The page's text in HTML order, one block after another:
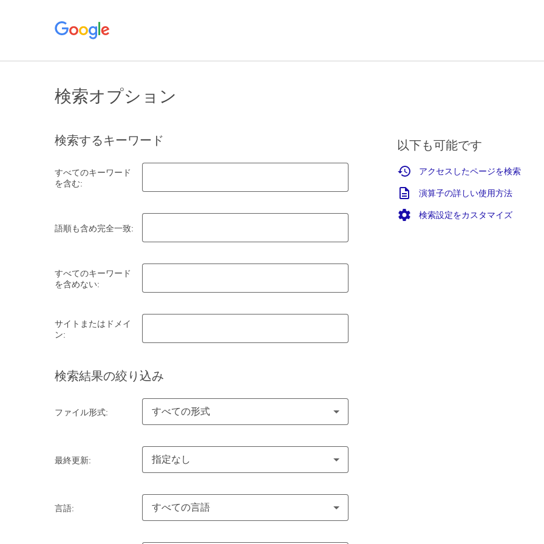
検索オプション
検索するキーワード
すべてのキーワード
を含む:
語順も含め完全一致:
すべてのキーワード
を含めない:
サイトまたはドメイ
ン:
検索結果の絞り込み
ファイル形式: すべての形式
最終更新: 指定なし
言語: すべての言語
以下も可能です
アクセスしたページを検索
演算子の詳しい使用方法
検索設定をカスタマイズ